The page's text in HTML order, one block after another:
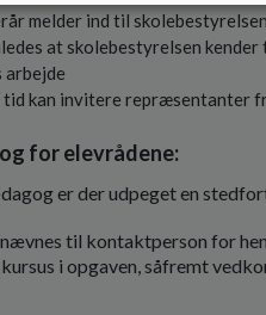
melder ind til
at skolebestyrelsen
kan invitere repræsentanter
for elevrådene:
er der udpeget en
til kontaktperson for
i opgaven, såfremt